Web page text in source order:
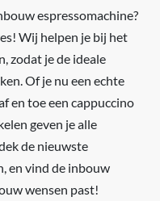
espressomachine?
Wij helpen je bij het
zodat je de ideale
Of je nu een echte
en toe een cappuccino
geven je alle
de nieuwste
en vind de inbouw
wensen past!